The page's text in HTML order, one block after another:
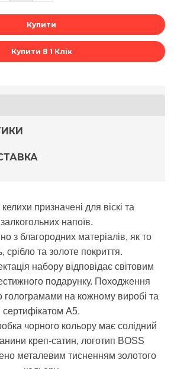
Купити В 1 Клік
призначені для віскі та
напоїв.
з благородних матеріалів, як то
срібло та золоте покриття.
набору відповідає світовим
подарунку. Походження
голограмами на кожному виробі та
сертифікатом А5.
чорного кольору має солідний
креп-сатин, логотип BOSS
металевим тисненням золотого